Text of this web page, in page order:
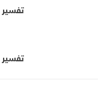
تفسير
تفسير